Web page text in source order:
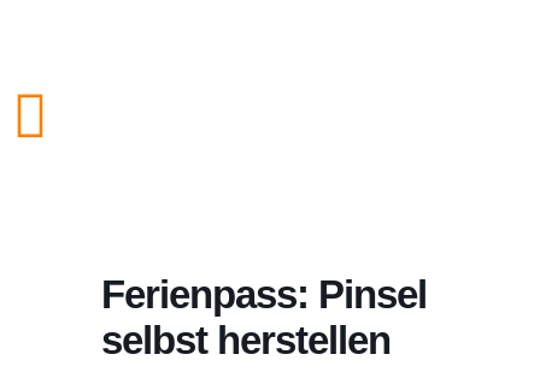
Ferienpass: Pinsel
selbst herstellen